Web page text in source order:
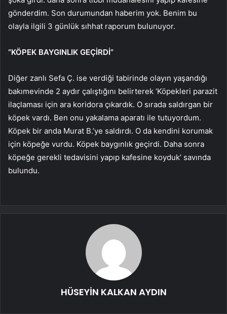
gönderdim. Son durumundan haberim yok. Benim bu
olayla ilgili 3 günlük sıhhat raporum bulunuyor.
“KÖPEK BAYGINLIK GEÇİRDİ”
Diğer zanlı Sefa Ç. ise verdiği tabirinde olayın yaşandığı
bakımevinde 2 aydır çalıştığını belirterek ‘Köpekleri parazit
ilaçlaması için ara koridora çıkardık. O sırada saldırgan bir
köpek vardı. Ben onu yakalama aparatı ile tutuyordum.
Köpek bir anda Murat B.’ye saldırdı. O da kendini korumak
için köpeğe vurdu. Köpek baygınlık geçirdi. Daha sonra
köpeğe gerekli tedavisini yapıp kafesine koyduk’ savında
bulundu.
HÜSEYİN KALKAN AYDIN